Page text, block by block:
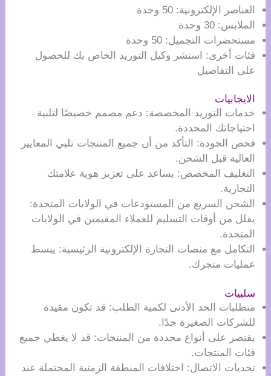
العناصر الإلكترونية: 50 وحدة
الملابس: 30 وحدة
مستحضرات التجميل: 50 وحدة
فئات أخرى: استشر وكيل التوريد الخاص بك للحصول
على التفاصيل
الايجابيات
خدمات التوريد المخصصة: دعم مصمم خصيصًا لتلبية
احتياجاتك المحددة.
فحص الجودة: التأكد من أن جميع المنتجات تلبي المعايير
العالية قبل الشحن.
التغليف المخصص: يساعد على تعزيز هوية علامتك
التجارية.
الشحن السريع من المستودعات في الولايات المتحدة:
يقلل من أوقات التسليم للعملاء المقيمين في الولايات
المتحدة.
التكامل مع منصات التجارة الإلكترونية الرئيسية: يبسط
عمليات متجرك.
سلبيات
متطلبات الحد الأدنى لكمية الطلب: قد تكون مقيدة
للشركات الصغيرة جدًا.
يقتصر على أنواع محددة من المنتجات: قد لا يغطي جميع
فئات المنتجات.
تحديات الاتصال: اختلافات المنطقة الزمنية المحتملة عند